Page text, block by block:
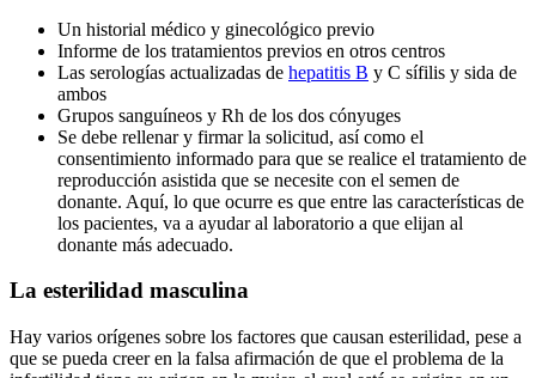
Un historial médico y ginecológico previo
Informe de los tratamientos previos en otros centros
Las serologías actualizadas de hepatitis B y C sífilis y sida de
ambos
Grupos sanguíneos y Rh de los dos cónyuges
Se debe rellenar y firmar la solicitud, así como el
consentimiento informado para que se realice el tratamiento de
reproducción asistida que se necesite con el semen de
donante. Aquí, lo que ocurre es que entre las características de
los pacientes, va a ayudar al laboratorio a que elijan al
donante más adecuado.
La esterilidad masculina
Hay varios orígenes sobre los factores que causan esterilidad, pese a
que se pueda creer en la falsa afirmación de que el problema de la